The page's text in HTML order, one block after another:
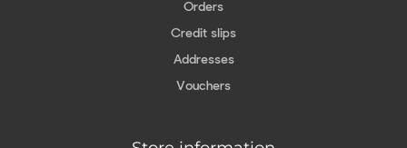
Orders
Credit slips
Addresses
Vouchers